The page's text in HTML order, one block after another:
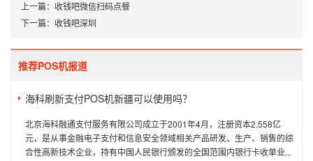
上一篇： 收钱吧微信扫码点餐
下一篇： 收钱吧深圳
推荐POS机报道
海科刷新支付POS机新疆可以使用吗？
北京海科融通支付服务有限公司成立于2001年4月，注册资本2.558亿
元，是从事金融电子支付和信息安全领域相关产品研发、生产、销售的综
合性高新技术企业，持有中国人民银行颁发的全国范围内银行卡收单业...